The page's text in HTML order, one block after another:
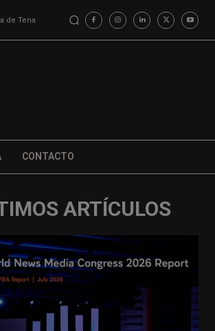
de Tena
CONTACTO
ARTÍCULOS